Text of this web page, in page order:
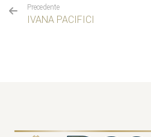
Precedente
IVANA PACIFICI